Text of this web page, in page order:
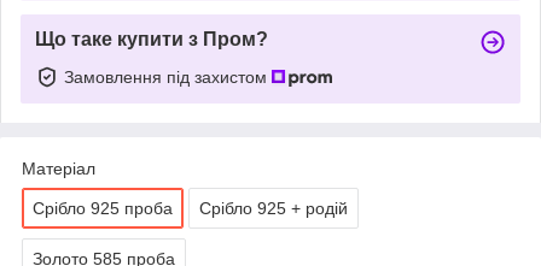
Що таке купити з Пром?
Замовлення під захистом
Матеріал
Срібло 925 проба Срібло 925 + родій
Золото 585 проба